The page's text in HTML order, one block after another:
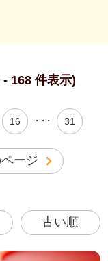
168 件表示)
16 ・・・ 31
ージ
古い順